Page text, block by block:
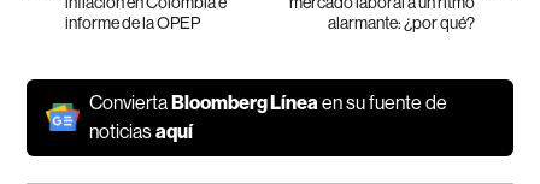
informe de la OPEP
alarmante: ¿por qué?
ConviertaBloomberg Línea en su fuente de
noticiasaquí